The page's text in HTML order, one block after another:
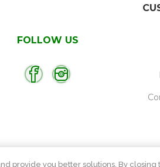
FOLLOW US
you better solutions. By